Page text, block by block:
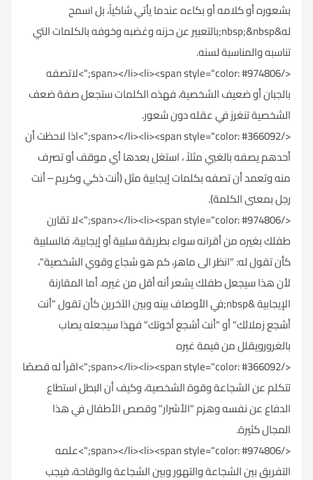
بشعوره أو كلامه أو بكاءه عندما يأتي شاكياً، بل اسمح
له&nbsp;&nbsp;بالتعبير عن حزنه وغضبه وخوفه بالكلمات التي
تناسبه والمناسبة لسنه.
</span></li><li><span style="color: #974806;">لاتصفه
بالجبان أو ضعيف الشخصية، فهذه الكلمات ستجعل صفة ضعف
الشخصية تنغرز في عقله دون شعور.
</span></li><li><span style="color: #366092;">اذا لاحظت أن
أحدهم يصفه بالغبي مثلاً ، استغل بعدها أي موقف أو تصرف
منه وتعمد أن تصفه بكلمات إيجابية مثل (أنت ذكي وكريم – أنت
رجل بمعنى الكلمة).
</span></li><li><span style="color: #974806;">لا تقارن
طفلك بغيره من أقرانه سواء بطريقة سلبية أو إيجابية، فالسلبية
كأن تقول له: "انظر الى ماهر، كم هو شجاع وقوي الشخصية"،
لأن هذا سيجعل طفلك يشعر أنه أقل من غيره. أما المقارنة
الإيجابية &nbsp;في الأوصاف بينه وبين الآخرين كأن تقول "أنت
أشجع زملائك" أو "أنت أشجع أخوتك" فهذا سيجعله يصاب
بالغرورويقلل من قيمة غيره
</span></li><li><span style="color: #366092;">اقرأ له قصصًا
تتكلم عن الشجاعة وقوة الشخصية، وكيف أن البطل استطاع
الدفاع عن نفسه وهزم "الأشرار" وقصص الأطفال في هذا
المجال كثيرة.
</span></li><li><span style="color: #974806;">علمه
التفريق بين الشجاعة والتهور وبين الشجاعة والوقاحة، فيجب